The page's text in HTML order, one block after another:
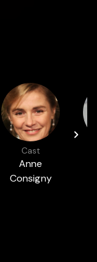
Cast
Anne
Consigny